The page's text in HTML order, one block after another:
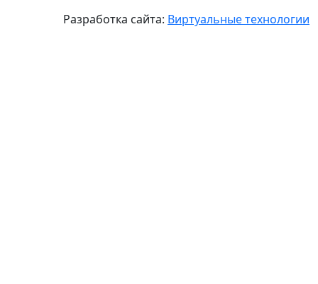
Разработка сайта: Виртуальные технологии